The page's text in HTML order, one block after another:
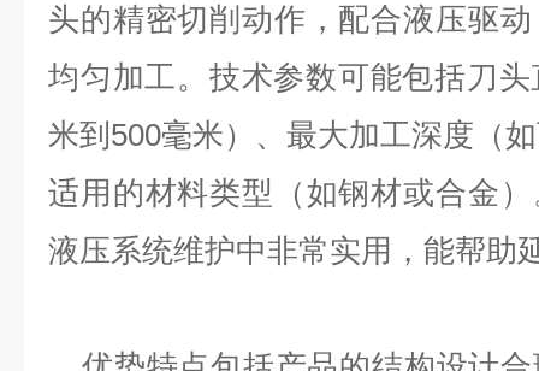
头的精密切削动作，配合液压驱
均匀加工。技术参数可能包括刀
米到500毫米）、最大加工深度（
适用的材料类型（如钢材或合金
液压系统维护中非常实用，能帮助